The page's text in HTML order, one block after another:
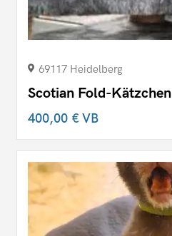
69117 Heidelberg
Scotian Fold-Kätzchen
400,00 €VB